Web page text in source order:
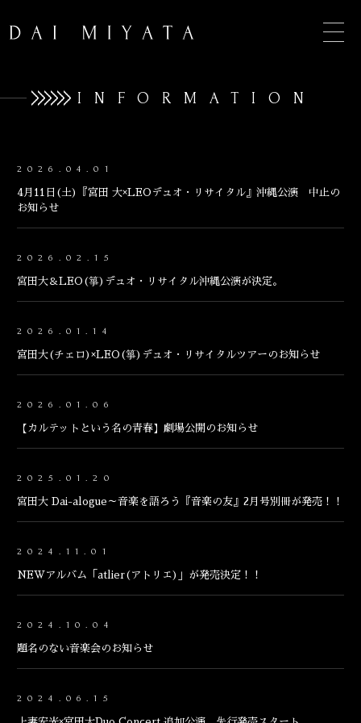
INFORMATION
BIOGRAPHY
DISCOGRAPHY
INFORMATION
2026.04.01
4月11日(土)『宮田 大×LEOデュオ・リサイタル』沖縄公演 中止の
お知らせ
2026.02.15
宮田大＆LEO(箏)デュオ・リサイタル沖縄公演が決定。
2026.01.14
宮田大(チェロ)×LEO(箏)デュオ・リサイタルツアーのお知らせ
2026.01.06
【カルテットという名の青春】劇場公開のお知らせ
2025.01.20
宮田大 Dai-alogue～音楽を語ろう『音楽の友』2月号別冊が発売！！
2024.11.01
NEWアルバム「atlier(アトリエ)」が発売決定！！
2024.10.04
題名のない音楽会のお知らせ
2024.06.15